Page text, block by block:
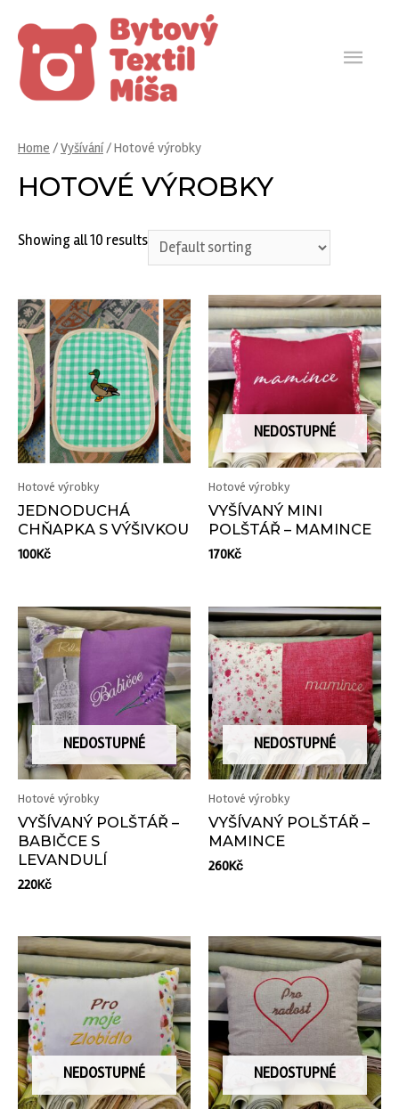
Home /Vyšívání/ Hotové výrobky
HOTOVÉ VÝROBKY
Showing all 10 results
Hotové výrobky
JEDNODUCHÁ
CHŇAPKA S VÝŠIVKOU
100Kč
NEDOSTUPNÉ
Hotové výrobky
VYŠÍVANÝ MINI
POLŠTÁŘ – MAMINCE
170Kč
NEDOSTUPNÉ
Hotové výrobky
VYŠÍVANÝ POLŠTÁŘ –
BABIČCE S
LEVANDULÍ
220Kč
NEDOSTUPNÉ
Hotové výrobky
VYŠÍVANÝ POLŠTÁŘ –
MAMINCE
260Kč
NEDOSTUPNÉ NEDOSTUPNÉ